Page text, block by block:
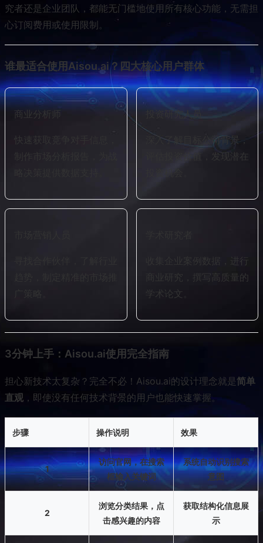
究者还是企业团队，都能无门槛地使用所有核心功能，无需担
心订阅费用或使用限制。
谁最适合使用Aisou.ai？四大核心用户群体
商业分析师
快速获取竞争对手信息，
投资研究人员
深入了解目标公司背景，
评估投资价值，发现潜在
收集企业案例数据，进行
商业研究，撰写高质量的
学术论文。
3分钟上手：Aisou.ai使用完全指南
担心新技术太复杂？完全不必！Aisou.ai的设计理念就是简单
直观 ，即使没有任何技术背景的用户也能快速掌握。
步骤 操作说明 效果
1
访问官网，在搜索
框输入关键词
系统自动识别搜索
意图
2
浏览分类结果，点
击感兴趣的内容
获取结构化信息展
示